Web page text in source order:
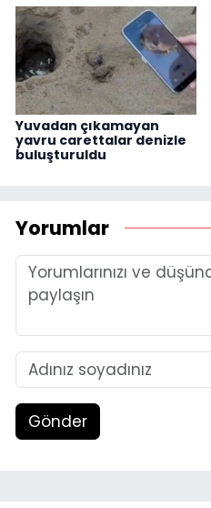
Yuvadan çıkamayan
yavru carettalar denizle
buluşturuldu
Yorumlar
Gönder